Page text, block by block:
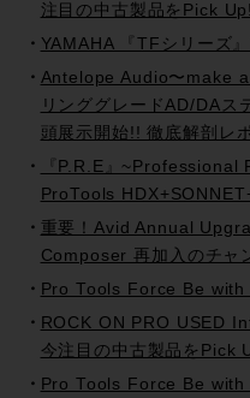
注目の中古製品をPick
YAMAHA 『TFシリーズ
Antelope Audio〜make
リンググレードAD/DAス
頭展示開始!! 徹底解剖レ
『P.R.E』
ProTools
重要！Avid Annual
Composer 再加入のチャ
Pro Tools Force Be with
ROCK ON PRO USED
今注目の中古製品をPick
Pro Tools Force Be with